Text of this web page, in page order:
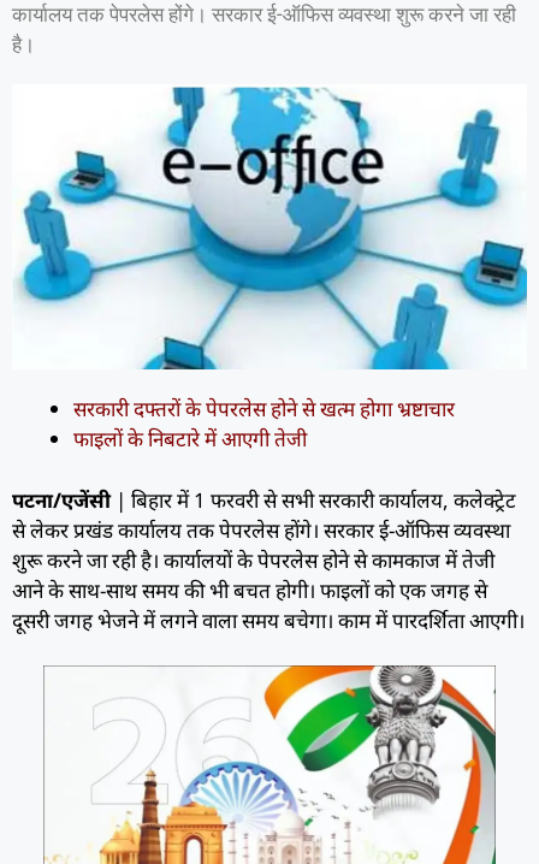
कार्यालय तक पेपरलेस होंगे। सरकार ई-ऑफिस व्यवस्था शुरू करने जा रही
है।
सरकारी दफ्तरों के पेपरलेस होने से खत्म होगा भ्रष्टाचार
फाइलों के निबटारे में आएगी तेजी
पटना/एजेंसी| बिहार में 1 फरवरी से सभी सरकारी कार्यालय, कलेक्ट्रेट
से लेकर प्रखंड कार्यालय तक पेपरलेस होंगे। सरकार ई-ऑफिस व्यवस्था
शुरू करने जा रही है। कार्यालयों के पेपरलेस होने से कामकाज में तेजी
आने के साथ-साथ समय की भी बचत होगी। फाइलों को एक जगह से
दूसरी जगह भेजने में लगने वाला समय बचेगा। काम में पारदर्शिता आएगी।